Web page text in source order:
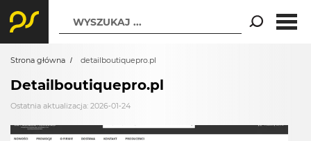
WYSZUKAJ ...
Strona główna detailboutiquepro.pl
Detailboutiquepro.pl
Ostatnia aktualizacja: 2026-01-24